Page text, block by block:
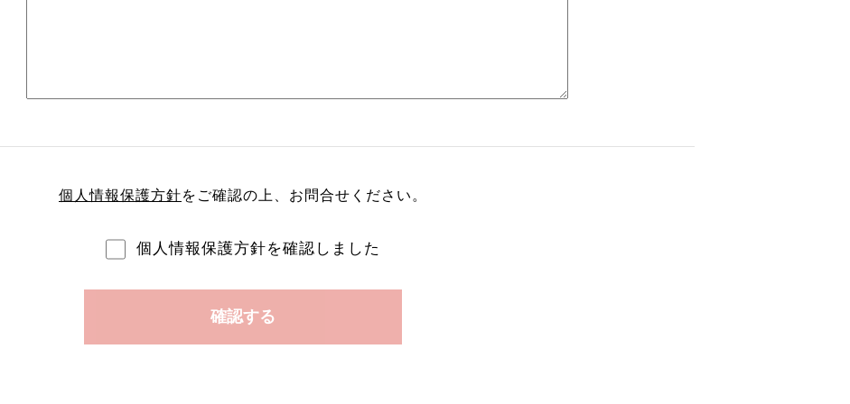
個人情報保護方針をご確認の上、 お問合せください。
個人情報保護方針を確認しました